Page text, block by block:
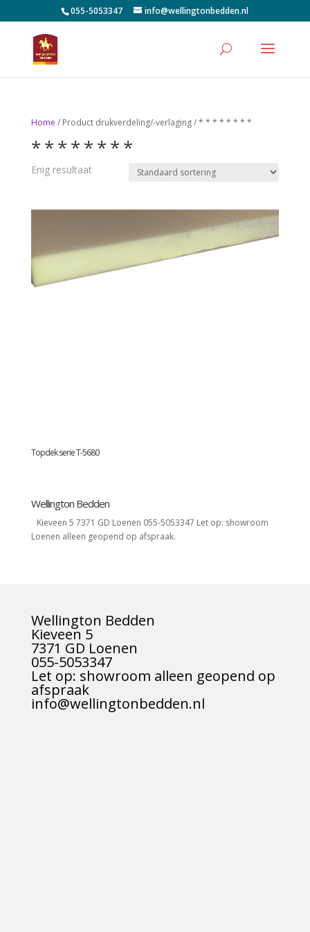
055-5053347 info@wellingtonbedden.nl
Home / Product drukverdeling/-verlaging / * * * * * * * *
* * * * * * * *
Enig resultaat
Topdek serie T-5680
Wellington Bedden
Kieveen 5 7371 GD Loenen 055-5053347 Let op: showroom
Loenen alleen geopend op afspraak.
Wellington Bedden
Kieveen 5
7371 GD Loenen
055-5053347
Let op: showroom alleen geopend op
afspraak
info@wellingtonbedden.nl